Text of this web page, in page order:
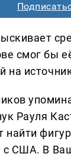
смог бы
на
Рауля
с США. В